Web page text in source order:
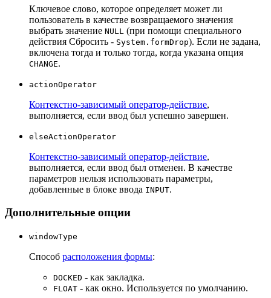
Ключевое слово, которое определяет может ли
пользователь в качестве возвращаемого значения
выбрать значение NULL (при помощи специального
действия Сбросить - System.formDrop). Если не задана,
включена тогда и только тогда, когда указана опция
CHANGE.
actionOperator
Контекстно-зависимый оператор-действие,
выполняется, если ввод был успешно завершен.
elseActionOperator
Контекстно-зависимый оператор-действие,
выполняется, если ввод был отменен. В качестве
параметров нельзя использовать параметры,
добавленные в блоке ввода INPUT.
Дополнительные опции
windowType
Способ расположения формы:
DOCKED - как закладка.
FLOAT - как окно. Используется по умолчанию.